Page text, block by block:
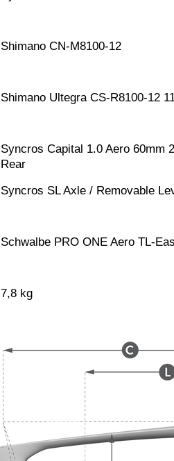
Shimano CN-M8100-12
Shimano Ultegra CS-R8100-12
Syncros Capital 1.0 Aero 60mm
Rear
Syncros SL Axle / Removable
Schwalbe PRO ONE Aero TL-
7,8 kg